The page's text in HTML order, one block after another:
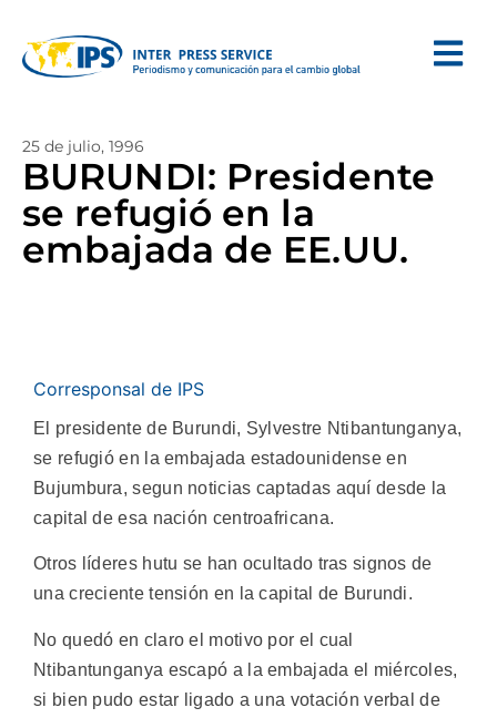
25 de julio, 1996
BURUNDI: Presidente
se refugió en la
embajada de EE.UU.
Corresponsal de IPS
El presidente de Burundi, Sylvestre Ntibantunganya,
se refugió en la embajada estadounidense en
Bujumbura, segun noticias captadas aquí desde la
capital de esa nación centroafricana.
Otros líderes hutu se han ocultado tras signos de
una creciente tensión en la capital de Burundi.
No quedó en claro el motivo por el cual
Ntibantunganya escapó a la embajada el miércoles,
si bien pudo estar ligado a una votación verbal de